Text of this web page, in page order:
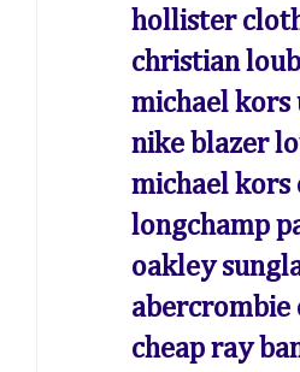
hollister
christian
michael kors
nike blazer
michael
longchamp
oakley
abercrombie
cheap ray